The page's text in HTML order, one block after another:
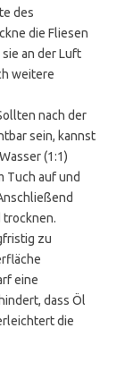
des
die Fliesen
an der Luft
weitere
nach der
sein, kannst
(1:1)
Tuch auf und
trocknen.
zu
eine
dass Öl
die